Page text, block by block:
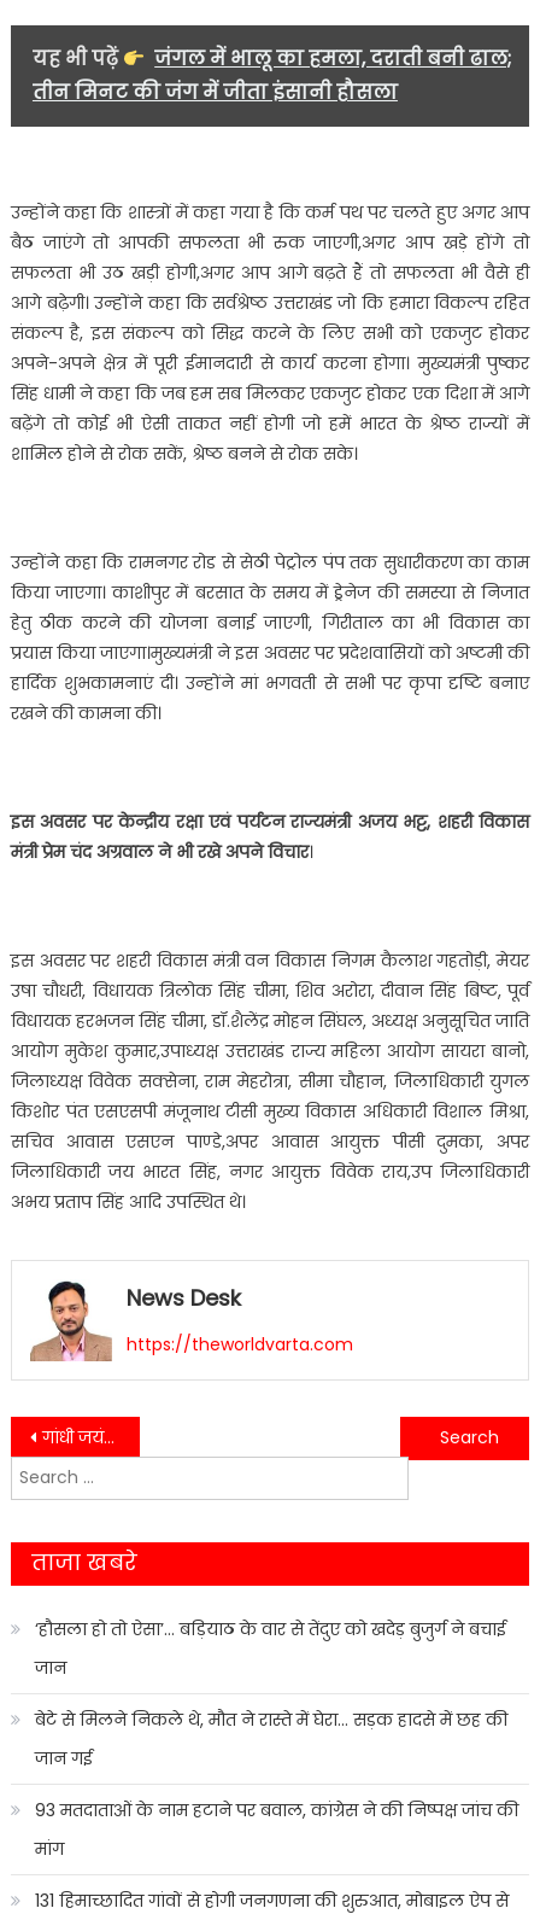
यह भी पढ़ें
जंगल में भालू का हमला, दराती बनी ढाल;
तीन मिनट की जंग में जीता इंसानी हौसला
उन्होंने कहा कि शास्त्रों में कहा गया है कि कर्म पथ पर चलते हुए अगर आप
बैठ जाएंगे तो आपकी सफलता भी रुक जाएगी,अगर आप खड़े होंगे तो
सफलता भी उठ खड़ी होगी,अगर आप आगे बढ़ते हैं तो सफलता भी वैसे ही
आगे बढ़ेगी। उन्होंने कहा कि सर्वश्रेष्ठ उत्तराखंड जो कि हमारा विकल्प रहित
संकल्प है, इस संकल्प को सिद्ध करने के लिए सभी को एकजुट होकर
अपने-अपने क्षेत्र में पूरी ईमानदारी से कार्य करना होगा। मुख्यमंत्री पुष्कर
सिंह धामी ने कहा कि जब हम सब मिलकर एकजुट होकर एक दिशा में आगे
बढ़ेंगे तो कोई भी ऐसी ताकत नहीं होगी जो हमें भारत के श्रेष्ठ राज्यों में
शामिल होने से रोक सकें, श्रेष्ठ बनने से रोक सके।
उन्होंने कहा कि रामनगर रोड से सेठी पेट्रोल पंप तक सुधारीकरण का काम
किया जाएगा। काशीपुर में बरसात के समय में ड्रेनेज की समस्या से निजात
हेतु ठीक करने की योजना बनाई जाएगी, गिरीताल का भी विकास का
प्रयास किया जाएगा।मुख्यमंत्री ने इस अवसर पर प्रदेशवासियों को अष्टमी की
हार्दिक शुभकामनाएं दी। उन्होंने मां भगवती से सभी पर कृपा दृष्टि बनाए
रखने की कामना की।
इस अवसर पर केन्द्रीय रक्षा एवं पर्यटन राज्यमंत्री अजय भट्ट, शहरी विकास
मंत्री प्रेम चंद अग्रवाल ने भी रखे अपने विचार।
इस अवसर पर शहरी विकास मंत्री वन विकास निगम कैलाश गहतोड़ी, मेयर
उषा चौधरी, विधायक त्रिलोक सिंह चीमा, शिव अरोरा, दीवान सिंह बिष्ट, पूर्व
विधायक हरभजन सिंह चीमा, डॉ.शैलेंद्र मोहन सिंघल, अध्यक्ष अनुसूचित जाति
आयोग मुकेश कुमार,उपाध्यक्ष उत्तराखंड राज्य महिला आयोग सायरा बानो,
जिलाध्यक्ष विवेक सक्सेना, राम मेहरोत्रा, सीमा चौहान, जिलाधिकारी युगल
किशोर पंत एसएसपी मंजूनाथ टीसी मुख्य विकास अधिकारी विशाल मिश्रा,
सचिव आवास एसएन पाण्डे,अपर आवास आयुक्त पीसी दुमका, अपर
जिलाधिकारी जय भारत सिंह, नगर आयुक्त विवेक राय,उप जिलाधिकारी
अभय प्रताप सिंह आदि उपस्थित थे।
News Desk
https://theworldvarta.com
Post
navigation
गांधी जयंती के अवसर पर किया गया ट्वेंटी-ट्वेंटी सदभावना क्रिकेट मैच का आयोजन…
केंद्रीय राज्य मंत्री ने जल जीवन मिशन योजना के कार्य,ग्राम समूह का किया निरीक्षण….
Search
for:
ताजा खबरे
‘हौसला हो तो ऐसा’… बड़ियाठ के वार से तेंदुए को खदेड़ बुजुर्ग ने बचाई
जान
बेटे से मिलने निकले थे, मौत ने रास्ते में घेरा… सड़क हादसे में छह की
जान गई
93 मतदाताओं के नाम हटाने पर बवाल, कांग्रेस ने की निष्पक्ष जांच की
मांग
131 हिमाच्छादित गांवों से होगी जनगणना की शुरुआत, मोबाइल ऐप से